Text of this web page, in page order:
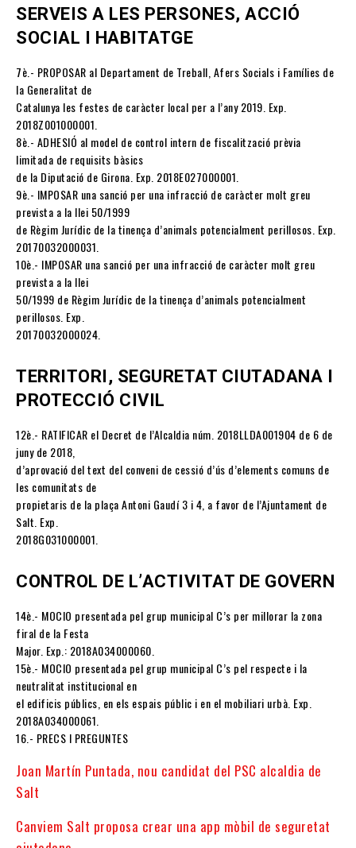
SERVEIS A LES PERSONES, ACCIÓ
SOCIAL I HABITATGE
7è.- PROPOSAR al Departament de Treball, Afers Socials i Famílies de
la Generalitat de
Catalunya les festes de caràcter local per a l’any 2019. Exp.
2018Z001000001.
8è.- ADHESIÓ al model de control intern de fiscalització prèvia
limitada de requisits bàsics
de la Diputació de Girona. Exp. 2018E027000001.
9è.- IMPOSAR una sanció per una infracció de caràcter molt greu
prevista a la llei 50/1999
de Règim Jurídic de la tinença d’animals potencialment perillosos. Exp.
20170032000031.
10è.- IMPOSAR una sanció per una infracció de caràcter molt greu
prevista a la llei
50/1999 de Règim Jurídic de la tinença d’animals potencialment
perillosos. Exp.
20170032000024.
TERRITORI, SEGURETAT CIUTADANA I
PROTECCIÓ CIVIL
12è.- RATIFICAR el Decret de l’Alcaldia núm. 2018LLDA001904 de 6 de
juny de 2018,
d’aprovació del text del conveni de cessió d’ús d’elements comuns de
les comunitats de
propietaris de la plaça Antoni Gaudí 3 i 4, a favor de l’Ajuntament de
Salt. Exp.
2018G031000001.
CONTROL DE L’ACTIVITAT DE GOVERN
14è.- MOCIO presentada pel grup municipal C’s per millorar la zona
firal de la Festa
Major. Exp.: 2018A034000060.
15è.- MOCIO presentada pel grup municipal C’s pel respecte i la
neutralitat institucional en
el edificis públics, en els espais públic i en el mobiliari urbà. Exp.
2018A034000061.
16.- PRECS I PREGUNTES
Joan Martín Puntada, nou candidat del PSC alcaldia de
Salt
Canviem Salt proposa crear una app mòbil de seguretat